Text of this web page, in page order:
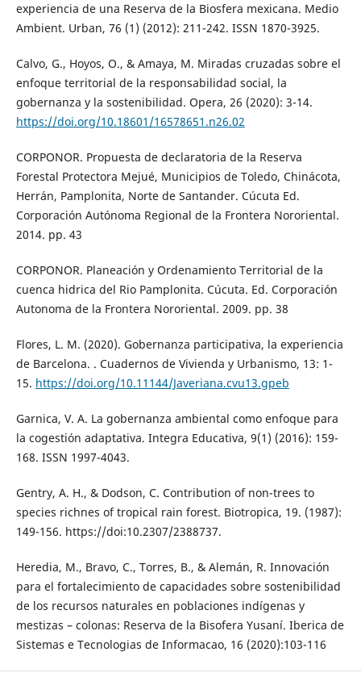
experiencia de una Reserva de la Biosfera mexicana. Medio
Ambient. Urban, 76 (1) (2012): 211-242. ISSN 1870-3925.
Calvo, G., Hoyos, O., & Amaya, M. Miradas cruzadas sobre el
enfoque territorial de la responsabilidad social, la
gobernanza y la sostenibilidad. Opera, 26 (2020): 3-14.
https://doi.org/10.18601/16578651.n26.02
CORPONOR. Propuesta de declaratoria de la Reserva
Forestal Protectora Mejué, Municipios de Toledo, Chinácota,
Herrán, Pamplonita, Norte de Santander. Cúcuta Ed.
Corporación Autónoma Regional de la Frontera Nororiental.
2014. pp. 43
CORPONOR. Planeación y Ordenamiento Territorial de la
cuenca hidrica del Rio Pamplonita. Cúcuta. Ed. Corporación
Autonoma de la Frontera Nororiental. 2009. pp. 38
Flores, L. M. (2020). Gobernanza participativa, la experiencia
de Barcelona. . Cuadernos de Vivienda y Urbanismo, 13: 1-
15. https://doi.org/10.11144/Javeriana.cvu13.gpeb
Garnica, V. A. La gobernanza ambiental como enfoque para
la cogestión adaptativa. Integra Educativa, 9(1) (2016): 159-
168. ISSN 1997-4043.
Gentry, A. H., & Dodson, C. Contribution of non-trees to
species richnes of tropical rain forest. Biotropica, 19. (1987):
149-156. https://doi:10.2307/2388737.
Heredia, M., Bravo, C., Torres, B., & Alemán, R. Innovación
para el fortalecimiento de capacidades sobre sostenibilidad
de los recursos naturales en poblaciones indígenas y
mestizas – colonas: Reserva de la Bisofera Yusaní. Iberica de
Sistemas e Tecnologias de Informacao, 16 (2020):103-116